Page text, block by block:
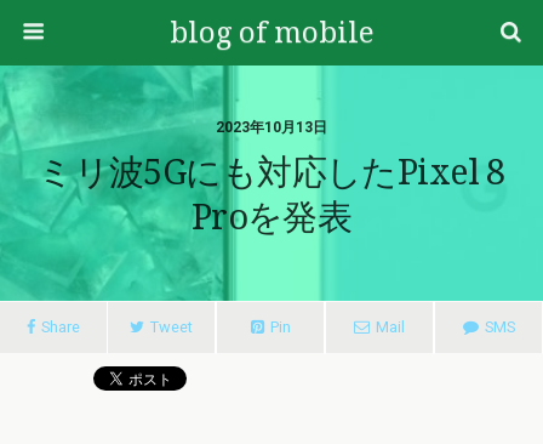
blog of mobile
2023年10月13日
ミリ波5Gにも対応したPixel 8
Proを発表
Share Tweet Pin Mail SMS